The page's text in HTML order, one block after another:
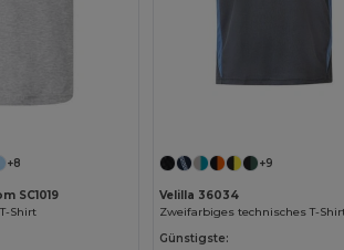
+8
SC1019
Shirt
+9
Velilla 36034
Günstigste: